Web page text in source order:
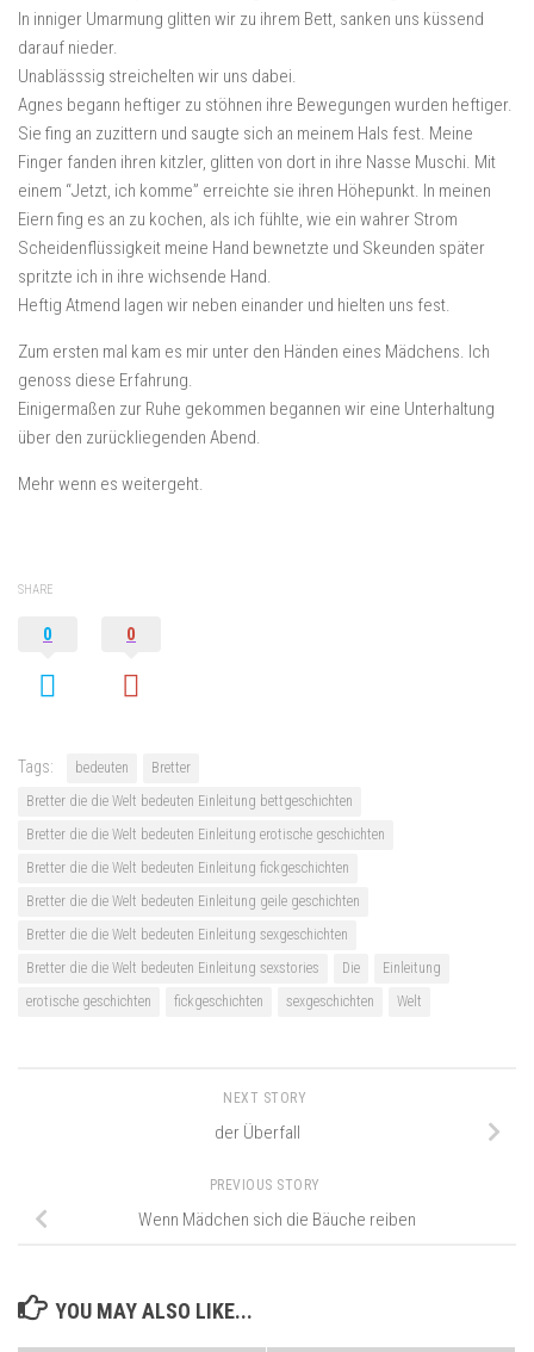
In inniger Umarmung glitten wir zu ihrem Bett, sanken uns küssend
darauf nieder.
Unablässsig streichelten wir uns dabei.
Agnes begann heftiger zu stöhnen ihre Bewegungen wurden heftiger.
Sie fing an zuzittern und saugte sich an meinem Hals fest. Meine
Finger fanden ihren kitzler, glitten von dort in ihre Nasse Muschi. Mit
einem “Jetzt, ich komme” erreichte sie ihren Höhepunkt. In meinen
Eiern fing es an zu kochen, als ich fühlte, wie ein wahrer Strom
Scheidenflüssigkeit meine Hand bewnetzte und Skeunden später
spritzte ich in ihre wichsende Hand.
Heftig Atmend lagen wir neben einander und hielten uns fest.
Zum ersten mal kam es mir unter den Händen eines Mädchens. Ich
genoss diese Erfahrung.
Einigermaßen zur Ruhe gekommen begannen wir eine Unterhaltung
über den zurückliegenden Abend.
Mehr wenn es weitergeht.
SHARE
0 0
Tags: bedeuten
Bretter
Bretter die die Welt bedeuten Einleitung bettgeschichten
Bretter die die Welt bedeuten Einleitung erotische geschichten
Bretter die die Welt bedeuten Einleitung fickgeschichten
Bretter die die Welt bedeuten Einleitung geile geschichten
Bretter die die Welt bedeuten Einleitung sexgeschichten
Bretter die die Welt bedeuten Einleitung sexstories
Die
Einleitung
erotische geschichten
fickgeschichten sexgeschichten Welt
NEXT STORY
der Überfall
PREVIOUS STORY
Wenn Mädchen sich die Bäuche reiben
YOU MAY ALSO LIKE...